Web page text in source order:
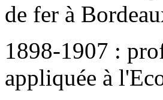
de fer à
1898-1907 :
appliquée à